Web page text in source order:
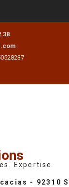
Expertise